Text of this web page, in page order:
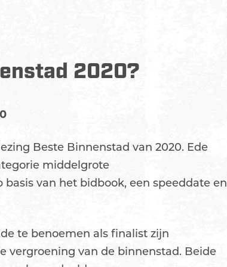
2020?
Beste Binnenstad van 2020. Ede
middelgrote
van het bidbook, een speeddate en
te benoemen als finalist zijn
vergroening van de binnenstad. Beide